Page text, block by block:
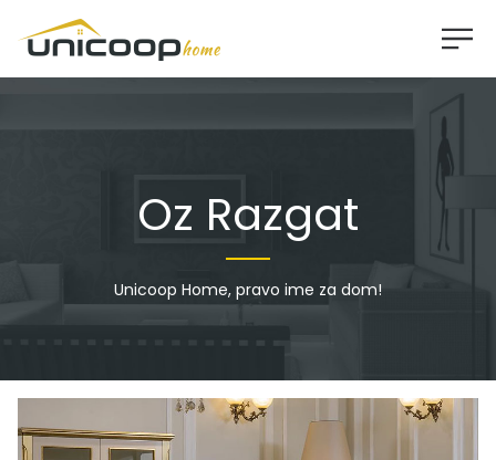
Oz Razgat
Unicoop Home, pravo ime za dom!